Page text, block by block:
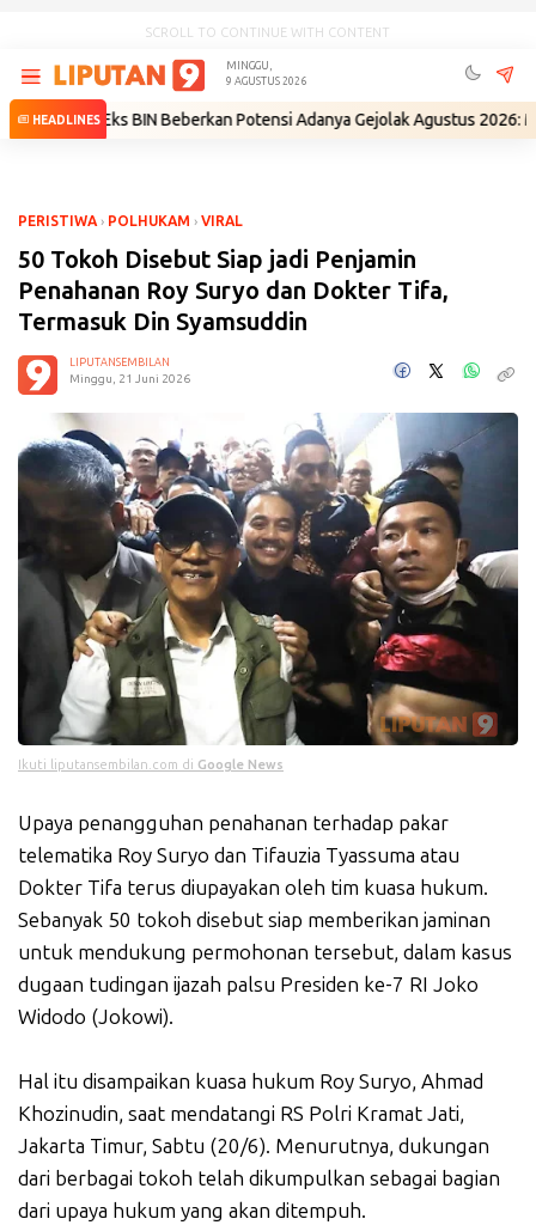
SCROLL TO CONTINUE WITH CONTENT
MINGGU,
9 AGUSTUS 2026
HEADLINES
• Eks BIN Beberkan Potensi Adanya Gejolak Agustus 2026: Masuk
PERISTIWA› POLHUKAM › VIRAL
50 Tokoh Disebut Siap jadi Penjamin
Penahanan Roy Suryo dan Dokter Tifa,
Termasuk Din Syamsuddin
LIPUTANSEMBILAN
Minggu, 21 Juni 2026
Ikuti liputansembilan.com di Google News
Upaya penangguhan penahanan terhadap pakar
telematika Roy Suryo dan Tifauzia Tyassuma atau
Dokter Tifa terus diupayakan oleh tim kuasa hukum.
Sebanyak 50 tokoh disebut siap memberikan jaminan
untuk mendukung permohonan tersebut, dalam kasus
dugaan tudingan ijazah palsu Presiden ke-7 RI Joko
Widodo (Jokowi).
Hal itu disampaikan kuasa hukum Roy Suryo, Ahmad
Khozinudin, saat mendatangi RS Polri Kramat Jati,
Jakarta Timur, Sabtu (20/6). Menurutnya, dukungan
dari berbagai tokoh telah dikumpulkan sebagai bagian
dari upaya hukum yang akan ditempuh.